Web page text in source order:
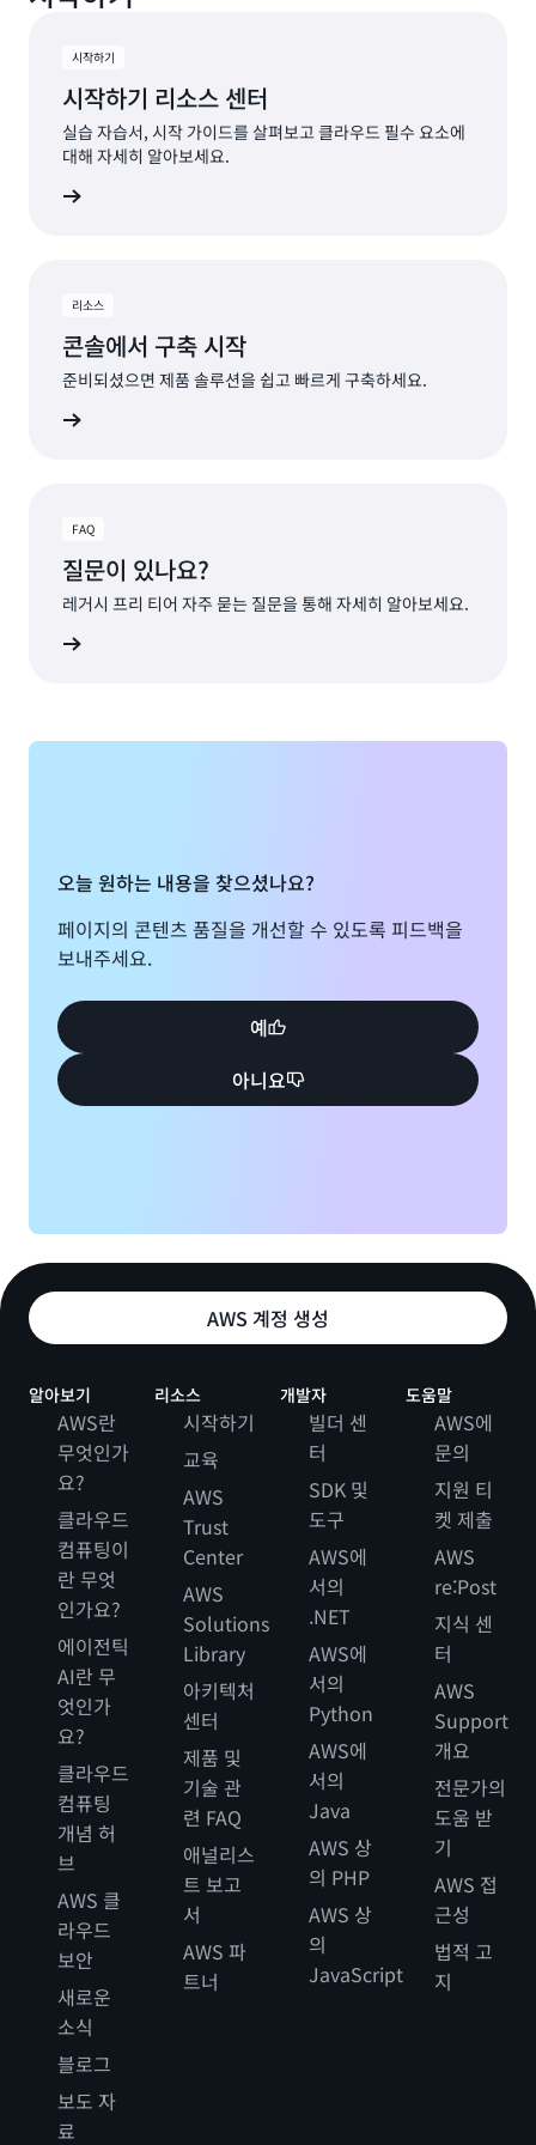
시작하기
시작하기 리소스 센터
실습 자습서, 시작 가이드를 살펴보고 클라우드 필수 요소에
대해 자세히 알아보세요.
리소스
콘솔에서 구축 시작
준비되셨으면 제품 솔루션을 쉽고 빠르게 구축하세요.
FAQ
질문이 있나요?
레거시 프리 티어 자주 묻는 질문을 통해 자세히 알아보세요.
오늘 원하는 내용을 찾으셨나요?
페이지의 콘텐츠 품질을 개선할 수 있도록 피드백을
보내주세요.
예
아니요
AWS 계정 생성
알아보기
AWS란
무엇인가
요?
클라우드
컴퓨팅이
란 무엇
인가요?
에이전틱
AI란 무
엇인가
요?
클라우드
컴퓨팅
개념 허
브
AWS 클
라우드
보안
새로운
소식
블로그
보도 자
료
리소스
시작하기
교육
AWS
Trust
Center
AWS
Solutions
Library
아키텍처
센터
제품 및
기술 관
련 FAQ
애널리스
트 보고
서
AWS 파
트너
개발자
빌더 센
터
SDK 및
도구
AWS에
서의
.NET
AWS에
서의
Python
AWS에
서의
Java
AWS 상
의 PHP
AWS 상
의
JavaScript
도움말
AWS에
문의
지원 티
켓 제출
AWS
re:Post
지식 센
터
AWS
Support
개요
전문가의
도움 받
기
AWS 접
근성
법적 고
지